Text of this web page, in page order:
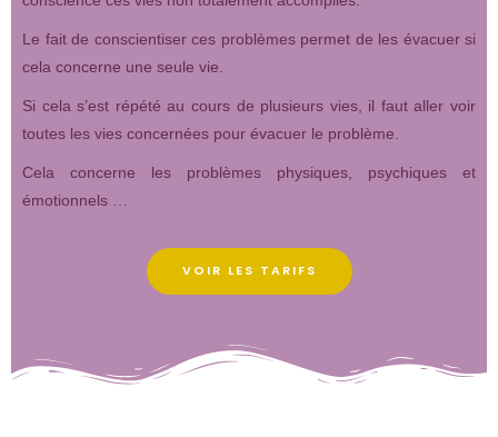
Le fait de conscientiser ces problèmes permet de les évacuer si
cela concerne une seule vie.
Si cela s’est répété au cours de plusieurs vies, il faut aller voir
toutes les vies concernées pour évacuer le problème.
Cela concerne les problèmes physiques, psychiques et
émotionnels …
VOIR LES TARIFS